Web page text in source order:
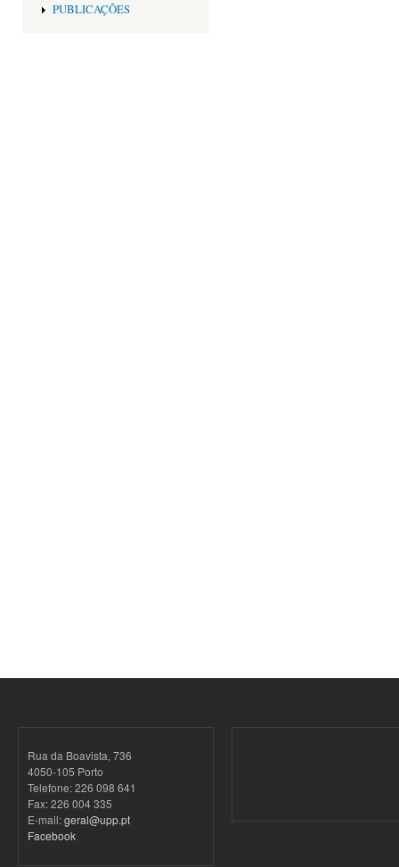
PUBLICAÇÕES
Rua da Boavista, 736
4050-105 Porto
Telefone: 226 098 641
Fax: 226 004 335
E-mail:geral@upp.pt
Facebook